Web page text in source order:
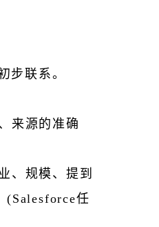
步联系。
来源的准确
、规模、提到
(Salesforce任